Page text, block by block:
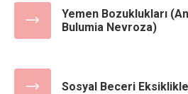
Yemen Bozuklukları
Bulumia Nevroza)
Sosyal Beceri